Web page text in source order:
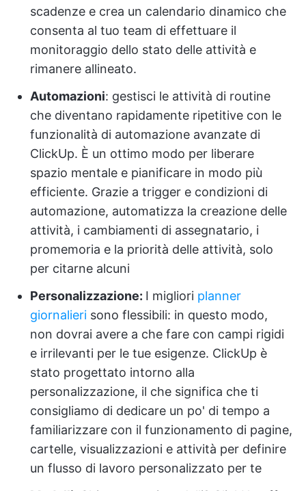
scadenze e crea un calendario dinamico che
consenta al tuo team di effettuare il
monitoraggio dello stato delle attività e
rimanere allineato.
Automazioni: gestisci le attività di routine
che diventano rapidamente ripetitive con le
funzionalità di automazione avanzate di
ClickUp. È un ottimo modo per liberare
spazio mentale e pianificare in modo più
efficiente. Grazie a trigger e condizioni di
automazione, automatizza la creazione delle
attività, i cambiamenti di assegnatario, i
promemoria e la priorità delle attività, solo
per citarne alcuni
Personalizzazione: I migliori planner
giornalieri sono flessibili: in questo modo,
non dovrai avere a che fare con campi rigidi
e irrilevanti per le tue esigenze. ClickUp è
stato progettato intorno alla
personalizzazione, il che significa che ti
consigliamo di dedicare un po' di tempo a
familiarizzare con il funzionamento di pagine,
cartelle, visualizzazioni e attività per definire
un flusso di lavoro personalizzato per te